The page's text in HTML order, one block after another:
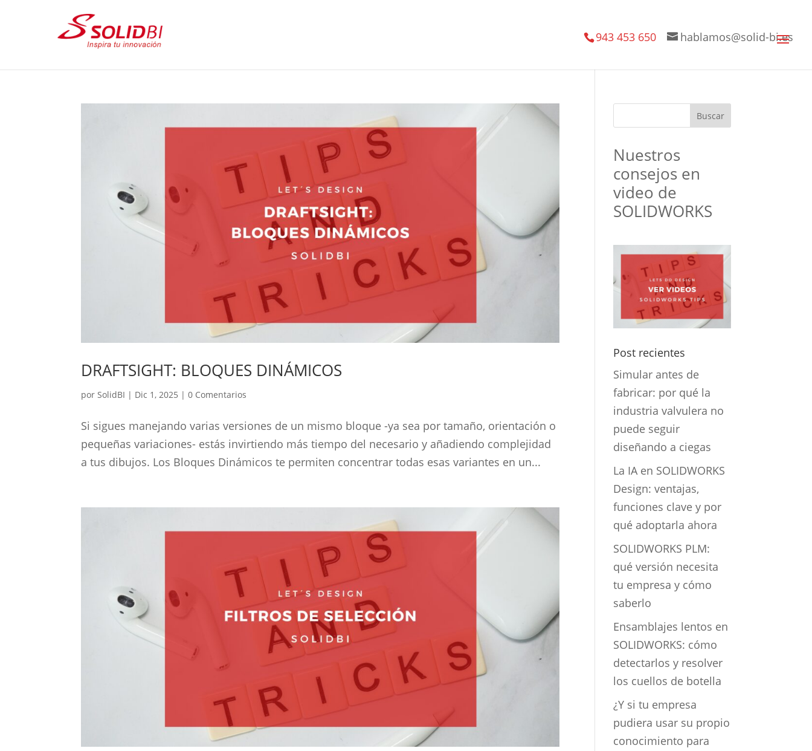
943 453 650 hablamos@solid-bi.es
DRAFTSIGHT: BLOQUES DINÁMICOS
por SolidBI | Dic 1, 2025 |0 Comentarios
Si sigues manejando varias versiones de un mismo bloque -ya sea por tamaño, orientación o
pequeñas variaciones- estás invirtiendo más tiempo del necesario y añadiendo complejidad
a tus dibujos. Los Bloques Dinámicos te permiten concentrar todas esas variantes en un...
Nuestros
consejos en
video de
SOLIDWORKS
Post recientes
Simular antes de
fabricar: por qué la
industria valvulera no
puede seguir
diseñando a ciegas
La IA en SOLIDWORKS
Design: ventajas,
funciones clave y por
qué adoptarla ahora
SOLIDWORKS PLM:
qué versión necesita
tu empresa y cómo
saberlo
Ensamblajes lentos en
SOLIDWORKS: cómo
detectarlos y resolver
los cuellos de botella
¿Y si tu empresa
pudiera usar su propio
conocimiento para